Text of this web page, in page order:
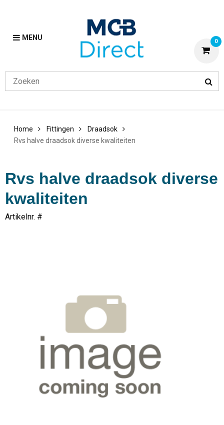
MENU 0
Home Fittingen
Draadsok
Rvs halve draadsok diverse kwaliteiten
Rvs halve draadsok diverse
kwaliteiten
Artikelnr. #